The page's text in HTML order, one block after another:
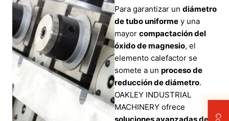
Para garantizar un diámetro
de tubo uniforme y una
mayor compactación del
óxido de magnesio, el
elemento calefactor se
somete a un proceso de
reducción de diámetro.
OAKLEY INDUSTRIAL
MACHINERY ofrece